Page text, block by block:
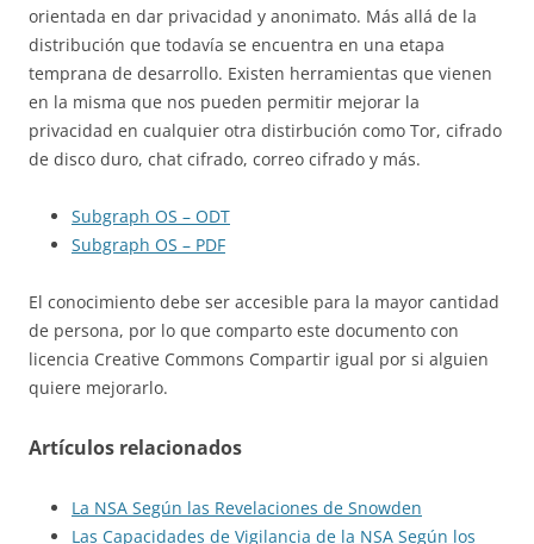
orientada en dar privacidad y anonimato. Más allá de la
distribución que todavía se encuentra en una etapa
temprana de desarrollo. Existen herramientas que vienen
en la misma que nos pueden permitir mejorar la
privacidad en cualquier otra distirbución como Tor, cifrado
de disco duro, chat cifrado, correo cifrado y más.
Subgraph OS – ODT
Subgraph OS – PDF
El conocimiento debe ser accesible para la mayor cantidad
de persona, por lo que comparto este documento con
licencia Creative Commons Compartir igual por si alguien
quiere mejorarlo.
Artículos relacionados
La NSA Según las Revelaciones de Snowden
Las Capacidades de Vigilancia de la NSA Según los